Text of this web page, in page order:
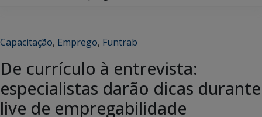
Capacitação, Emprego, Funtrab
De currículo à entrevista:
especialistas darão dicas durante
live de empregabilidade